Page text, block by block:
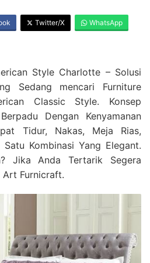
Twitter/X WhatsApp
Style Charlotte – Solusi
Sedang mencari Furniture
Classic Style. Konsep
Dengan Kenyamanan
Tidur, Nakas, Meja Rias,
Kombinasi Yang Elegant.
Jika Anda Tertarik Segera
Art Furnicraft.